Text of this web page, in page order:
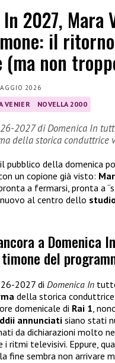
2027, Mara
il
(ma non
2026
VENIER NOVELLA 2000
2027 di Domenica In
della storica conduttrice
pubblico della domenica
un copione già visto:
a fermarsi, pronta a
al centro dello studio
a Domenica
del
2027 di Domenica In
della storica
domenicale di Rai 1,
annunciatisiano stati
da dichiarazioni molto
ritmi televisivi. Eppure,
fine sembra non arrivare